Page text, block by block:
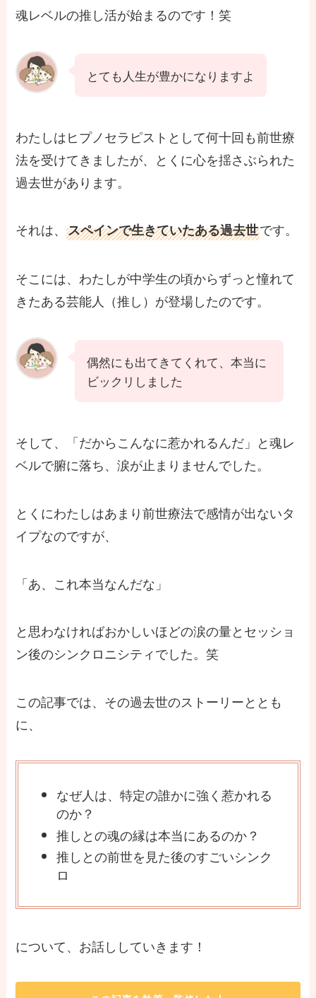
魂レベルの推し活が始まるのです！笑
とても人生が豊かになりますよ
わたしはヒプノセラピストとして何十回も前世療
法を受けてきましたが、とくに心を揺さぶられた
過去世があります。
それは、スペインで生きていたある過去世です。
そこには、わたしが中学生の頃からずっと憧れて
きたある芸能人（推し）が登場したのです。
偶然にも出てきてくれて、本当に
ビックリしました
そして、「だからこんなに惹かれるんだ」と魂レ
ベルで腑に落ち、涙が止まりませんでした。
とくにわたしはあまり前世療法で感情が出ないタ
イプなのですが、
「あ、これ本当なんだな」
と思わなければおかしいほどの涙の量とセッショ
ン後のシンクロニシティでした。笑
この記事では、その過去世のストーリーととも
に、
なぜ人は、特定の誰かに強く惹かれる
のか？
推しとの魂の縁は本当にあるのか？
推しとの前世を見た後のすごいシンク
ロ
について、お話ししていきます！